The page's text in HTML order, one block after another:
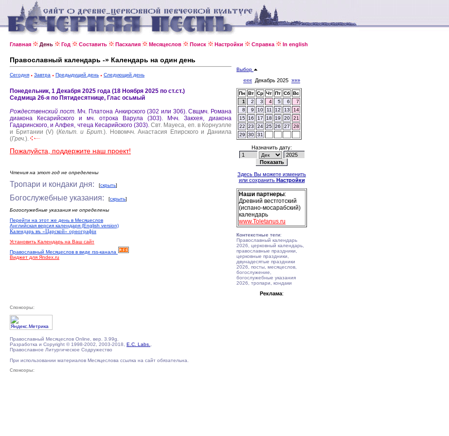
Главная День Год Составить Пасхалия Месяцеслов Поиск Настройки Справка In english
Православный календарь -» Календарь на один день
Сегодня Завтра Предыдущий день Следующий день
Понедельник, 1 Декабря 2025 года (18 Ноября 2025 по ст.ст.)
Седмица 26-я по Пятидесятнице, Глас осьмый
Рождественский пост. Мч. Платона Анкирского (302 или 306).Свщмч. Романа
диакона Кесарийского и мч. отрока Варула (303).
Мчч. Закхея, диакона
Гадаринского, и Алфея, чтеца Кесарийского (303).Свт. Мауеса, еп. в Корнуэлле
и Британии (V) (Кельт. и Брит.). Новомчч. Анастасия Епирского и Даниила
(Греч.).
Пожалуйста, поддержите наш проект!
Чтения на этот год не определены
Тропари и кондаки дня: [скрыть]
Богослужебные указания: [скрыть]
Богослужебные указания не определены
Перейти на этот же день в Месяцеслов
Английская версия календаря (English version)
Календарь въ «Царской» орѳографiи
Установить Календарь на Ваш сайт
Православный Месяцеслов в виде rss-канала
Виджет для Яndex.ru
Выбор
««« Декабрь 2025 »»»
Пн Вт Ср Чт Пт Сб Вс
1
2 3 4 5 6
7
8
9 10 11 12 13
14
15
16 17 18 19 20
21
22
23 24 25 26 27
28
29
30 31
Назначить дату:
Здесь Вы можете изменить
или сохранить Настройки
Наши партнеры:
Древний вестготский
(испано-мосарабский)
календарь
www.Toletanus.ru
Контекстные теги:
Православный календарь
2026, церковный календарь,
православные праздники,
церковные праздники,
двунадесятые праздники
2026, посты, месяцеслов,
богослужение,
богослужебные указания
2026, тропари, кондаки
Реклама:
Спонсоры:
Православный Месяцеслов Online, вер. 3.99g.
Разработка и Copyright © 1998-2002, 2003-2018, E.C. Labs.
Православное Литургическое Содружество
При использовании материалов Месяцеслова ссылка на сайт обязательна.
Спонсоры: